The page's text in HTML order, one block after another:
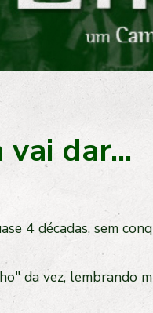
dar...
4 décadas, sem
da vez, lembrando